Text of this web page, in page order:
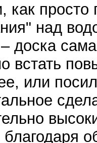
как просто
над
доска сама
встать
или
благодаря